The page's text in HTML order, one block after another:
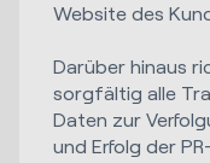
Website des
Darüber hinaus
sorgfältig alle
Daten zur
und Erfolg der